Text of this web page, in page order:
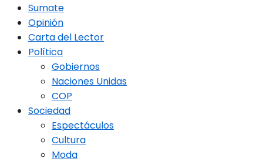
Sumate
Opinión
Carta del Lector
Política
Gobiernos
Naciones Unidas
COP
Sociedad
Espectáculos
Cultura
Moda